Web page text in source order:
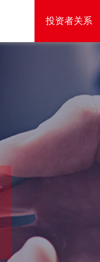
投资者关系